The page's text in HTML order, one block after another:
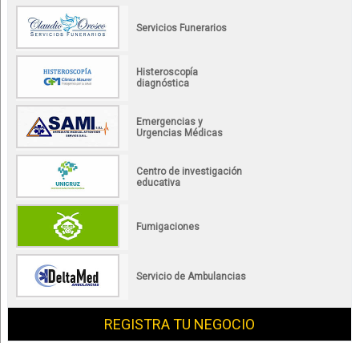
Servicios Funerarios
Histeroscopía
diagnóstica
Emergencias y
Urgencias Médicas
Centro de investigación
educativa
Fumigaciones
Servicio de Ambulancias
REGISTRA TU NEGOCIO